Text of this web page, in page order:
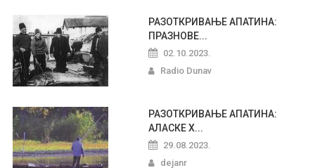
РАЗОТКРИВАЊЕ АПАТИНА:
ПРАЗНОВЕ...
02.10.2023.
Radio Dunav
РАЗОТКРИВАЊЕ АПАТИНА:
АЛАСКЕ Х...
29.08.2023.
dejanr